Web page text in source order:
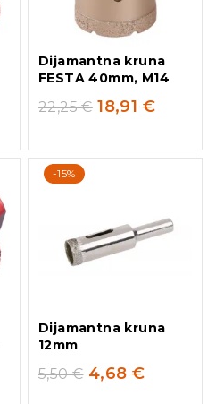
Dijamantna kruna
FESTA 40mm, M14
22,25€ 18,91 €
-15%
Dijamantna kruna
12mm
5,50€ 4,68 €